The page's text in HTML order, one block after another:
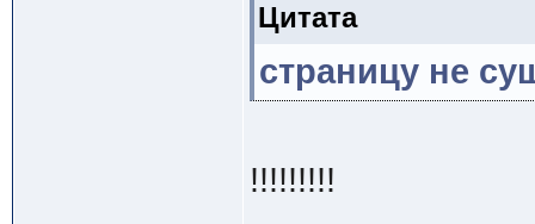
Цитата
страницу не
!!!!!!!!!